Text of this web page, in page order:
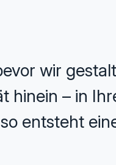
wir
hinein – in
entsteht